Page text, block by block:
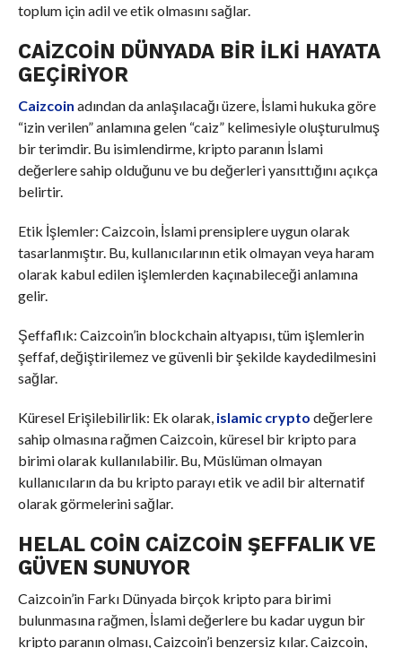
toplum için adil ve etik olmasını sağlar.
CAIZCOIN DÜNYADA BIR İLKI HAYATA
GEÇIRIYOR
Caizcoin adından da anlaşılacağı üzere, İslami hukuka göre
“izin verilen” anlamına gelen “caiz” kelimesiyle oluşturulmuş
bir terimdir. Bu isimlendirme, kripto paranın İslami
değerlere sahip olduğunu ve bu değerleri yansıttığını açıkça
belirtir.
Etik İşlemler: Caizcoin, İslami prensiplere uygun olarak
tasarlanmıştır. Bu, kullanıcılarının etik olmayan veya haram
olarak kabul edilen işlemlerden kaçınabileceği anlamına
gelir.
Şeffaflık: Caizcoin’in blockchain altyapısı, tüm işlemlerin
şeffaf, değiştirilemez ve güvenli bir şekilde kaydedilmesini
sağlar.
Küresel Erişilebilirlik: Ek olarak, islamic crypto değerlere
sahip olmasına rağmen Caizcoin, küresel bir kripto para
birimi olarak kullanılabilir. Bu, Müslüman olmayan
kullanıcıların da bu kripto parayı etik ve adil bir alternatif
olarak görmelerini sağlar.
HELAL COIN CAIZCOIN ŞEFFALIK VE
GÜVEN SUNUYOR
Caizcoin’in Farkı Dünyada birçok kripto para birimi
bulunmasına rağmen, İslami değerlere bu kadar uygun bir
kripto paranın olması, Caizcoin’i benzersiz kılar. Caizcoin,